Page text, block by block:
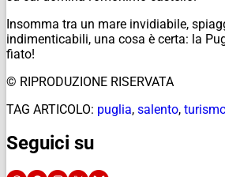
Insomma tra un mare invidiabile,
indimenticabili, una cosa è certa: la
fiato!
© RIPRODUZIONE RISERVATA
TAG ARTICOLO: puglia, salento,
Seguici su